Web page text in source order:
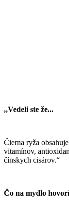
,,Vedeli ste že...
Čierna ryža
vitamínov,
čínskych cisárov.“
Čo na mydlo